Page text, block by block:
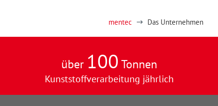
mentec $ Das Unternehmen
über 100 Tonnen
Kunststoffverarbeitung jährlich